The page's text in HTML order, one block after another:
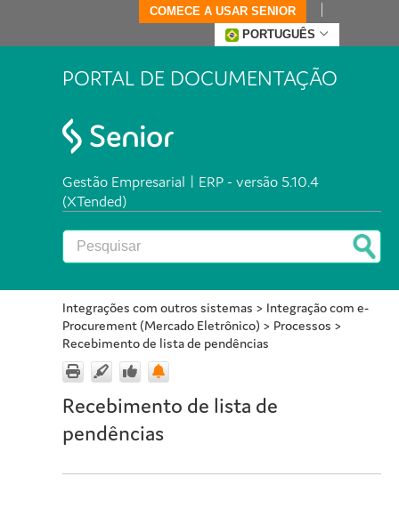
COMECE A USAR SENIOR
PORTUGUÊS
PORTAL DE DOCUMENTAÇÃO
Gestão Empresarial | ERP - versão 5.10.4
(XTended)
Integrações com outros sistemas > Integração com e-
Procurement (Mercado Eletrônico) > Processos >
Recebimento de lista de pendências
Recebimento de lista de
pendências